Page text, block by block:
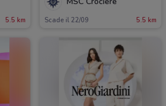
5.5 km Scade il 22/09 5.5 km